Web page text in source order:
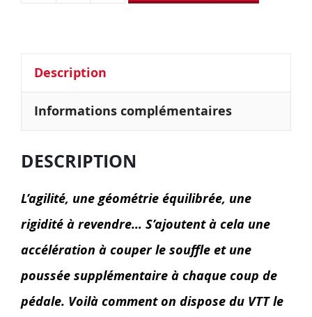
Description
Informations complémentaires
DESCRIPTION
L’agilité, une géométrie équilibrée, une
rigidité à revendre… S’ajoutent à cela une
accélération à couper le souffle et une
poussée supplémentaire à chaque coup de
pédale. Voilà comment on dispose du VTT le